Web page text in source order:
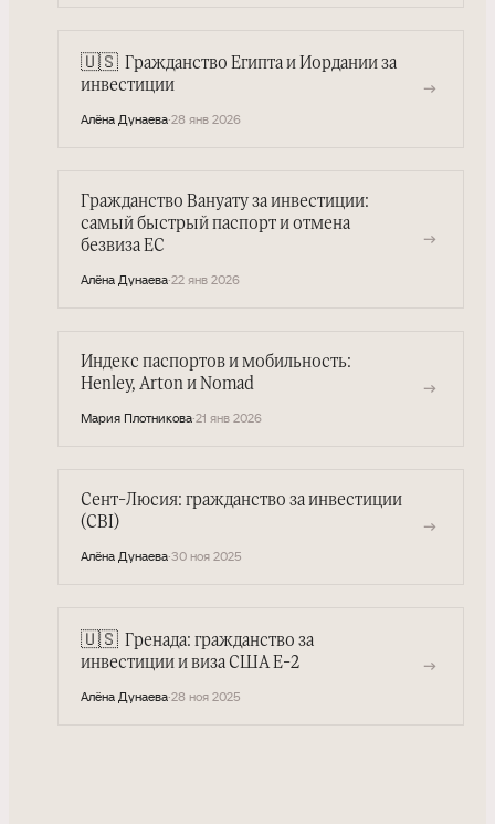
🇺🇸 Гражданство Египта и Иордании за
инвестиции
Алёна Дунаева·28 янв 2026
→
Гражданство Вануату за инвестиции:
самый быстрый паспорт и отмена
безвиза ЕС
Алёна Дунаева·22 янв 2026
→
Индекс паспортов и мобильность:
Henley, Arton и Nomad
Мария Плотникова·21 янв 2026
→
Сент-Люсия: гражданство за инвестиции
(CBI)
Алёна Дунаева·30 ноя 2025
→
🇺🇸 Гренада: гражданство за
инвестиции и виза США E-2
Алёна Дунаева·28 ноя 2025
→